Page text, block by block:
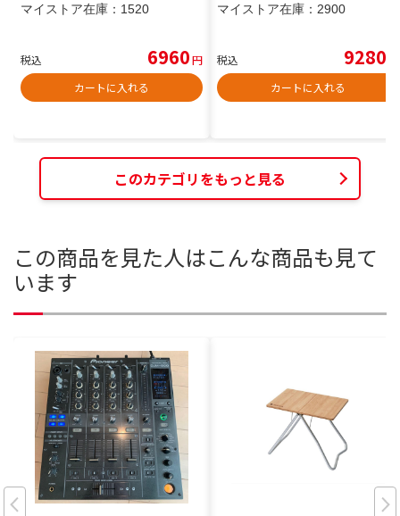
マイストア在庫： 1520
税込 6960円
カートに入れる
マイストア在庫： 2900
税込 9280
カートに入れる
このカテゴリをもっと見る
この商品を見た人はこんな商品も見て
います